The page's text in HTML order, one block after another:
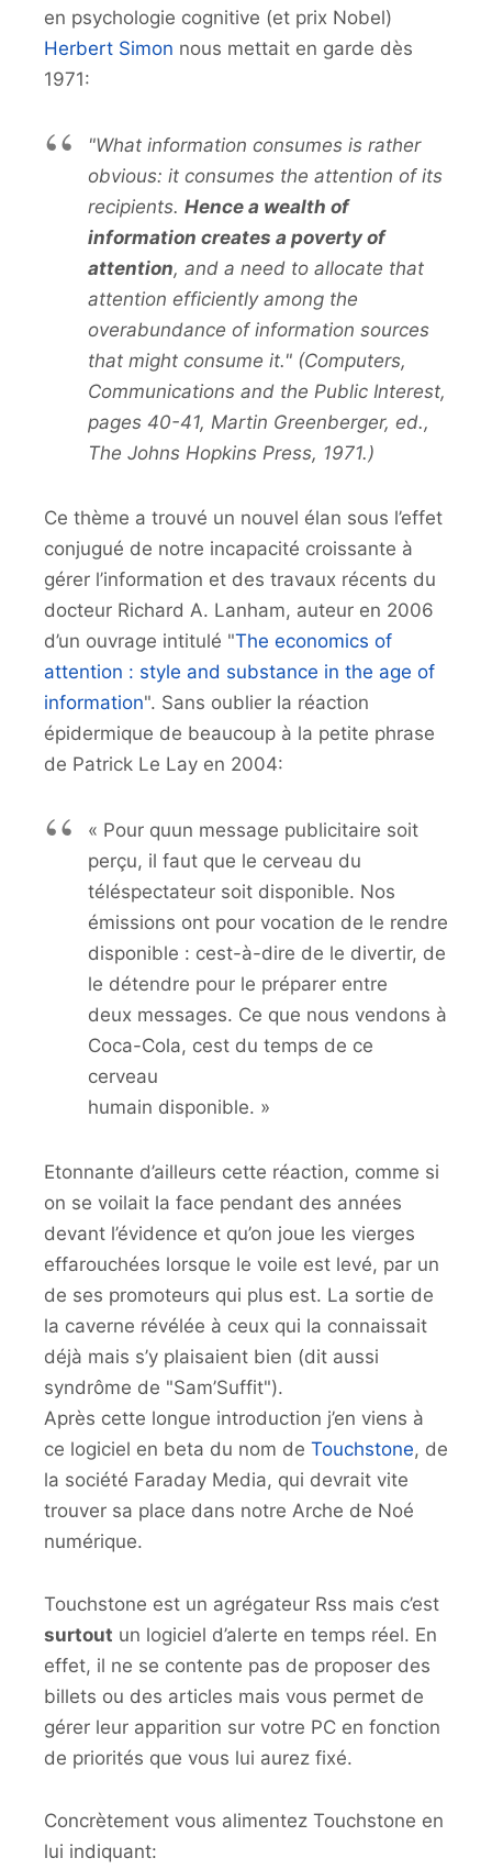
en psychologie cognitive (et prix Nobel)
Herbert Simon nous mettait en garde dès
1971:
"What information consumes is rather
obvious: it consumes the attention of its
recipients. Hence a wealth of
information creates a poverty of
attention, and a need to allocate that
attention efficiently among the
overabundance of information sources
that might consume it." (Computers,
Communications and the Public Interest,
pages 40-41, Martin Greenberger, ed.,
The Johns Hopkins Press, 1971.)
Ce thème a trouvé un nouvel élan sous l’effet
conjugué de notre incapacité croissante à
gérer l’information et des travaux récents du
docteur Richard A. Lanham, auteur en 2006
d’un ouvrage intitulé "The economics of
attention : style and substance in the age of
information". Sans oublier la réaction
épidermique de beaucoup à la petite phrase
de Patrick Le Lay en 2004:
« Pour quun message publicitaire soit
perçu, il faut que le cerveau du
téléspectateur soit disponible. Nos
émissions ont pour vocation de le rendre
disponible : cest-à-dire de le divertir, de
le détendre pour le préparer entre
deux messages. Ce que nous vendons à
Coca-Cola, cest du temps de ce
cerveau
humain disponible. »
Etonnante d’ailleurs cette réaction, comme si
on se voilait la face pendant des années
devant l’évidence et qu’on joue les vierges
effarouchées lorsque le voile est levé, par un
de ses promoteurs qui plus est. La sortie de
la caverne révélée à ceux qui la connaissait
déjà mais s’y plaisaient bien (dit aussi
syndrôme de "Sam’Suffit").
Après cette longue introduction j’en viens à
ce logiciel en beta du nom de Touchstone, de
la société Faraday Media, qui devrait vite
trouver sa place dans notre Arche de Noé
numérique.
Touchstone est un agrégateur Rss mais c’est
surtout un logiciel d’alerte en temps réel. En
effet, il ne se contente pas de proposer des
billets ou des articles mais vous permet de
gérer leur apparition sur votre PC en fonction
de priorités que vous lui aurez fixé.
Concrètement vous alimentez Touchstone en
lui indiquant: